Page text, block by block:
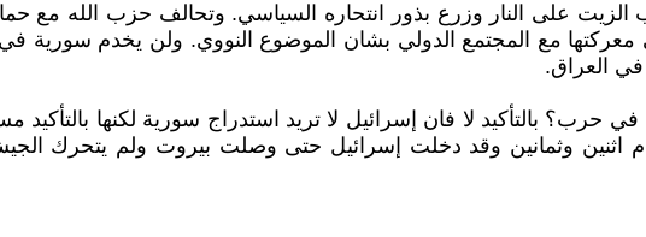
على النار وزرع بذور انتحاره السياسي. وتحالف حزب الله مع
مع المجتمع الدولي بشان الموضوع النووي. ولن يخدم سورية
في العراق.
بالتأكيد لا فان إسرائيل لا تريد استدراج سورية لكنها
اثنين وثمانين وقد دخلت إسرائيل حتى وصلت بيروت ولم يتحرك